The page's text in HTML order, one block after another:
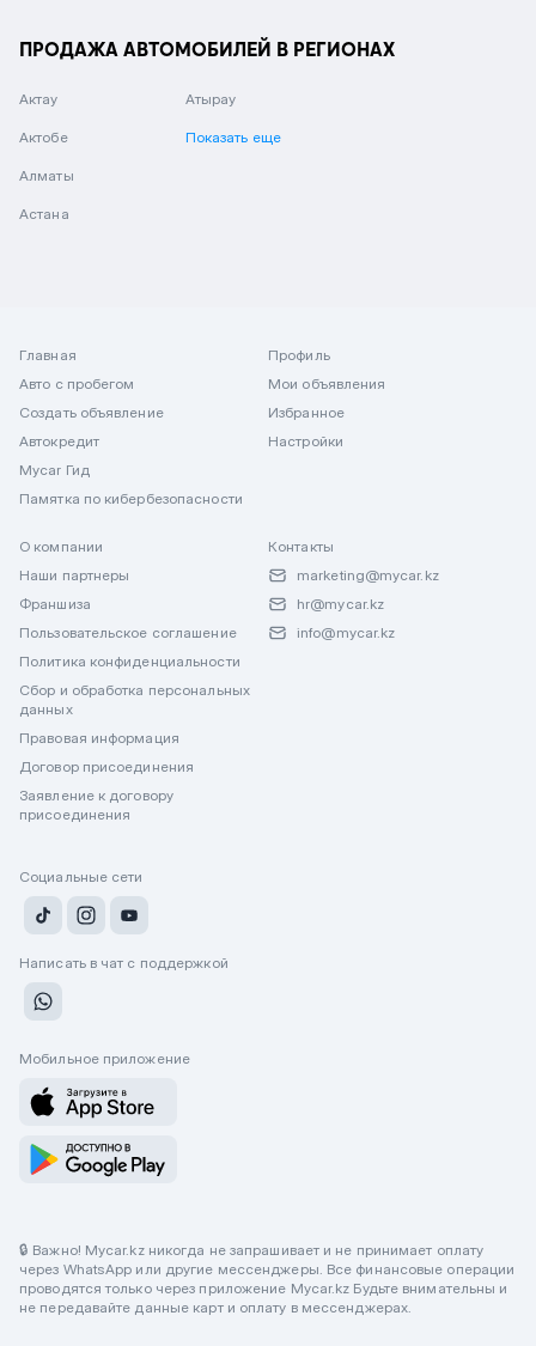
ПРОДАЖА АВТОМОБИЛЕЙ В РЕГИОНАХ
Актау
Актобе
Алматы
Астана
Атырау
Показать еще
Главная
Авто с пробегом
Создать объявление
Автокредит
Mycar Гид
Памятка по кибербезопасности
Профиль
Мои объявления
Избранное
Настройки
О компании
Наши партнеры
Франшиза
Пользовательское соглашение
Политика конфиденциальности
Сбор и обработка персональных
данных
Правовая информация
Договор присоединения
Заявление к договору
присоединения
Контакты
marketing@mycar.kz
hr@mycar.kz
info@mycar.kz
Социальные сети
Написать в чат с поддержкой
Мобильное приложение
🔒 Важно! Mycar.kz никогда не запрашивает и не принимает оплату
через WhatsApp или другие мессенджеры. Все финансовые операции
проводятся только через приложение Mycar.kz Будьте внимательны и
не передавайте данные карт и оплату в мессенджерах.